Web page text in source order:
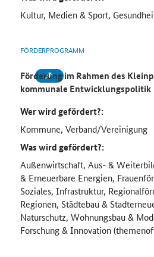
Kultur, Medien & Sport,
FÖRDERPROGRAMM
Förderung im Rahmen des
kommunale Entwicklungspolitik
Wer wird gefördert?:
Kommune, Verband/Vereinigung
Was wird gefördert?:
Außenwirtschaft, Aus- &
& Erneuerbare Energien,
Soziales, Infrastruktur,
Regionen, Städtebau &
Naturschutz, Wohnungsbau &
Forschung & Innovation